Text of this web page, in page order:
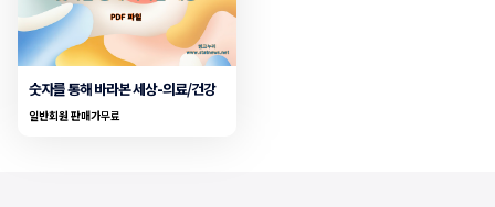
숫자를 통해 바라본 세상-의료/건강
일반회원 판매가무료